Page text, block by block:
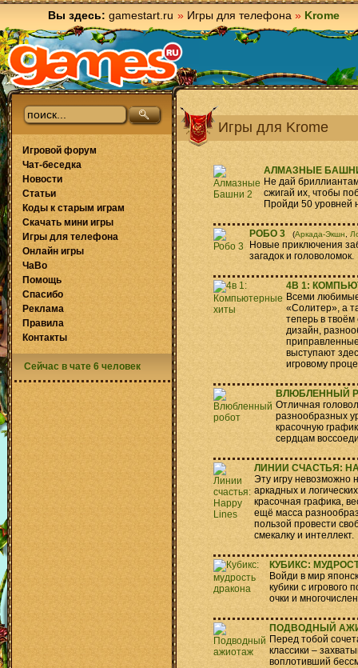
Вы здесь: gamestart.ru » Игры для телефона » Krome
Игры для Krome
АЛМАЗНЫЕ
Не дай
сжигай их, чтобы
Пройди 50 уровней
РОБО 3 (Аркада-Экшн
Новые приключения
загадок и головоломок.
4В 1:
Всеми
«Солитер», а
теперь в
дизайн,
выступают
игровому
ВЛЮБЛЕННЫЙ
Отличная
разнообразных
красочную
сердцам
ЛИНИИ СЧАСТЬЯ:
Эту игру невозможно
аркадных и
красочная графика,
ещё масса
пользой провести
смекалку и интеллект.
КУБИКС:
Войди в мир
кубики с
очки и
ПОДВОДНЫЙ
Перед тобой
классики –
воплотивший
Игровой форум
Чат-беседка
Новости
Статьи
Коды к старым играм
Скачать мини игры
Игры для телефона
Онлайн игры
ЧаВо
Помощь
Спасибо
Реклама
Правила
Контакты
Сейчас в чате 6 человек